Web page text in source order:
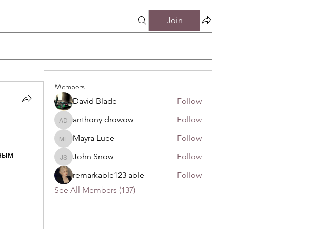
Join
Администрацией
Members
David Blade Follow
anthony drowow
anthony drowow Follow
Mayra Luee
Mayra Luee Follow
John Snow
John Snow
Follow
remarkable123 able
Follow
See All Members (137)